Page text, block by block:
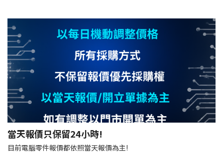
當天報價只保留24小時!
目前電腦零件報價都依照當天報價為主!